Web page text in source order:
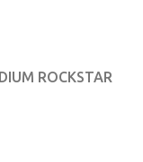
ROCKSTAR